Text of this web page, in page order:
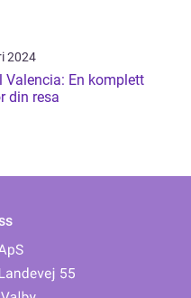
2024
Valencia: En komplett
din resa